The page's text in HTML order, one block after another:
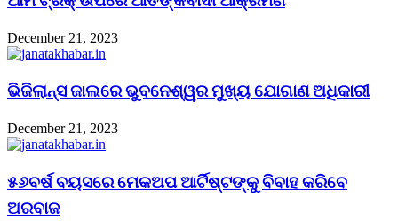
December 21, 2023
ଭିଜିଲାନ୍ସ ଜାଲରେ ଭୁବନେଶ୍ୱର ମୁଖ୍ୟ ଯୋଗାଣ ଅଧିକାରୀ
December 21, 2023
୫୬ବର୍ଷ ବୟସରେ ମେକଅପ ଆର୍ଟିଷ୍ଟଙ୍କୁ ବିବାହ କରିବେ
ଅରବାଜ